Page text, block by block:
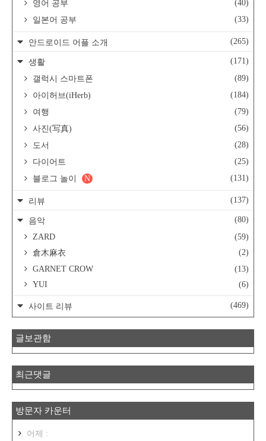
영어 공부
(40)
일본어 공부
(33)
안드로이드 어플 소개 (265)
생활
(171)
갤럭시 스마트폰
(89)
아이허브(iHerb)
(184)
여행
(79)
사진(写真)
(56)
도서
(28)
다이어트
(25)
블로그 놀이
(131)
N
리뷰 (137)
음악
(80)
ZARD
(59)
倉木麻衣
(2)
GARNET CROW
(13)
YUI
(6)
사이트 리뷰 (469)
글보관함
최근댓글
방문자 카운터
어제 :